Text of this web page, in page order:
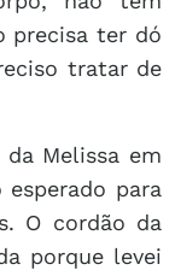
precisa ter dó
tratar de
Melissa em
para
O cordão da
porque levei